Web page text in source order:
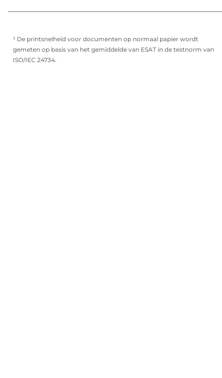
¹ De printsnelheid voor documenten op normaal papier wordt
gemeten op basis van het gemiddelde van ESAT in de testnorm van
ISO/IEC 24734.